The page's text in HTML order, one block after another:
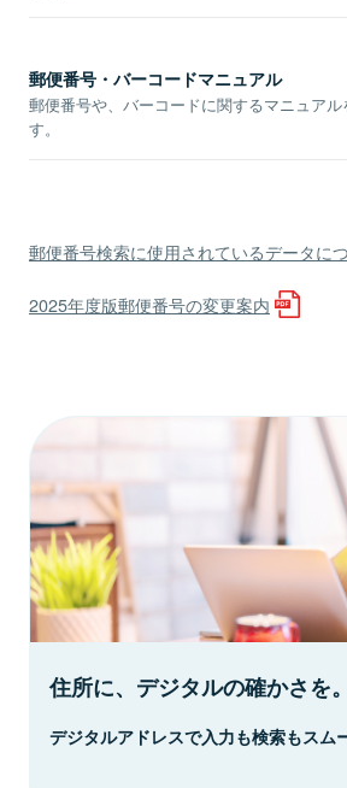
郵便番号・バーコードマニュアル
郵便番号や、バーコードに関するマニュアル
す。
郵便番号検索に使用されているデータに
2025年度版郵便番号の変更案内
住所に、デジタルの確かさを。
デジタルアドレスで入力も検索もスム